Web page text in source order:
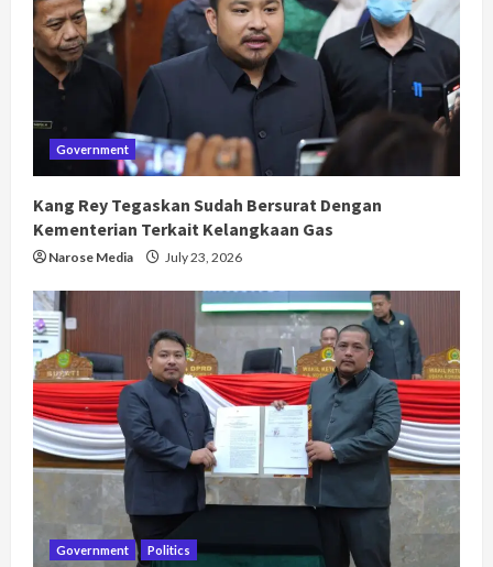
Government
Kang Rey Tegaskan Sudah Bersurat Dengan
Kementerian Terkait Kelangkaan Gas
Narose Media July 23, 2026
Government Politics